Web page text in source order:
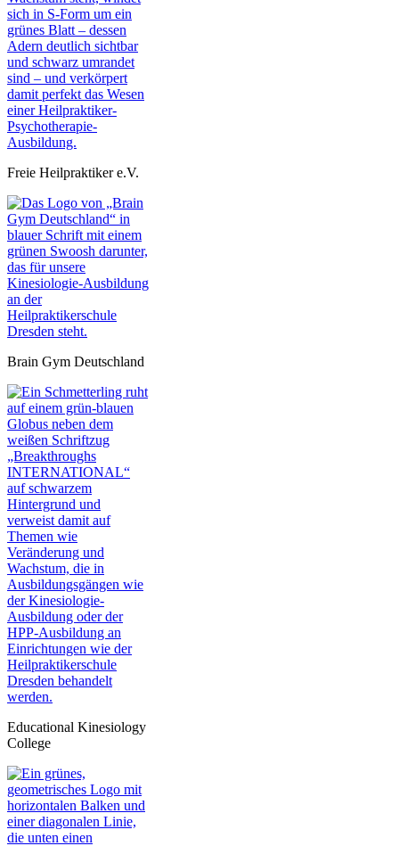
Freie Heilpraktiker e.V.
Brain Gym Deutschland
Educational Kinesiology
College